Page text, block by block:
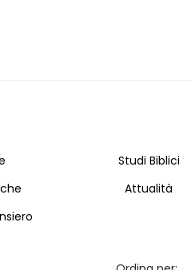
Studi Biblici
Attualità